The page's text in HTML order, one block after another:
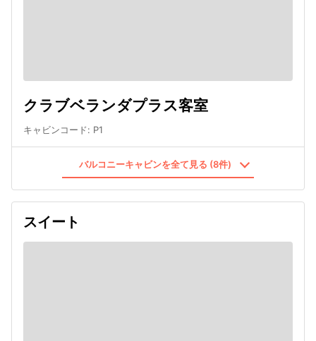
クラブベランダプラス客室
キャビンコード: P1
バルコニーキャビンを全て見る (8件)
スイート